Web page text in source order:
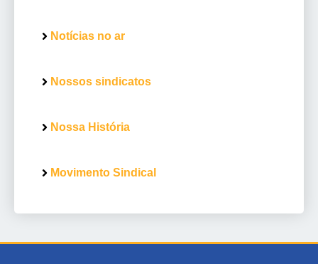
Notícias no ar
Nossos sindicatos
Nossa História
Movimento Sindical